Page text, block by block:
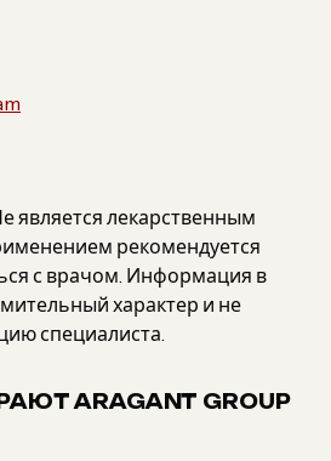
является лекарственным
рекомендуется
с врачом. Информация в
характер и не
специалиста.
ARAGANT GROUP